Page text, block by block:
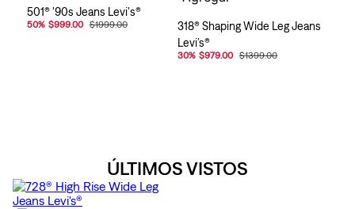
501® '90s Jeans Levi's®
50% $999.00 $1999.00
318® Shaping Wide Leg Jeans
Levi’s®
30% $979.00 $1399.00
ÚLTIMOS VISTOS